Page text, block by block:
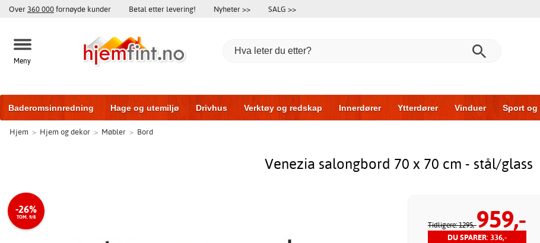
Over 360 000fornøyde kunder Betal etter levering! Nyheter >> SALG >>
Meny
Baderomsinnredning Hage og utemiljø Drivhus Verktøy og redskap Innerdører Ytterdører Vinduer Sport og
Hytter og friggeboder Hjem og innredning
Hjem > Hjem og dekor > Møbler > Bord
Venezia salongbord 70 x 70 cm - stål/glass
-26%
TOM. 9/8
Tidligere: 1295,-959,-
DU SPARER: 336,-